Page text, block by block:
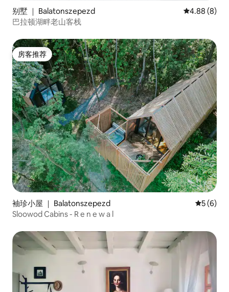
别墅 ｜ Balatonszepezd 平均评分
4.88 (8)
巴拉顿湖畔老山客栈
房客推荐
房客推荐
袖珍小屋 ｜ Balatonszepezd 平均评分
5 (6)
Sloowod Cabins - R e n e w a l